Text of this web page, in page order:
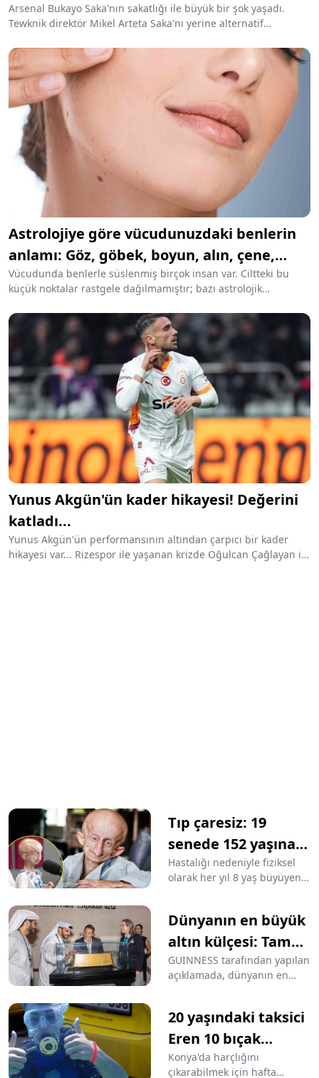
Arsenal Bukayo Saka'nın sakatlığı ile büyük bir şok yaşadı.
Tewknik direktör Mikel Arteta Saka'nı yerine alternatif
PSG'nin 95 milyon euro'ya aldığı Kolo Muani listenin başında.
Astrolojiye göre vücudunuzdaki benlerin
anlamı: Göz, göbek, boyun, alın, çene,
yanak, sırt...
Vücudunda benlerle süslenmiş birçok insan var. Ciltteki bu
küçük noktalar rastgele dağılmamıştır; bazı astrolojik
detaylar...
Yunus Akgün'ün kader hikayesi! Değerini
katladı...
Yunus Akgün'ün performansının altından çarpıcı bir kader
hikayesi var... Rizespor ile yaşanan krizde Oğulcan Çağlayan ile
Tıp çaresiz: 19
senede 152 yaşına
geldi
Hastalığı nedeniyle fiziksel
olarak her yıl 8 yaş büyüyen
kaybetti. Bu, onun hastalık
durumu da göz önünde
bulundurulduğunda 152
yaşa denk geliyor... Booysen,
sosyal medyada birçok
olmayan hastalığına dair
farkındalık yaratmıştı.
Dünyanın en büyük
altın külçesi: Tam
300 kilo
GUINNESS tarafından yapılan
açıklamada, dünyanın en
doğrulandı. Külçe Dubai
merkezli bir şirket tarafından
20 yaşındaki taksici
Eren 10 bıçak
darbesiyle
Konya'da harçlığını
çıkarabilmek için hafta